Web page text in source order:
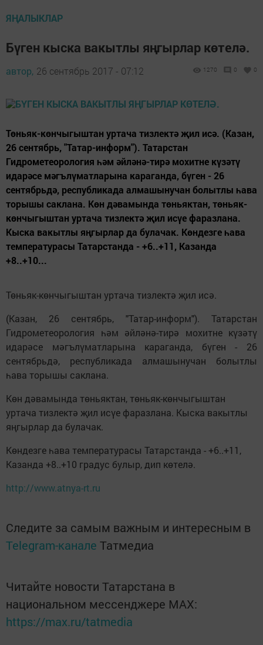
ЯҢАЛЫКЛАР
Бүген кыска вакытлы яңгырлар көтелә.
автор, 26 сентябрь 2017 - 07:12 1270 0 0
Төньяк-көнчыгыштан уртача тизлектә җил исә. (Казан,
26 сентябрь, "Татар-информ"). Татарстан
Гидрометеорология һәм әйләнә-тирә мохитне күзәтү
идарәсе мәгълүматларына караганда, бүген - 26
сентябрьдә, республикада алмашынучан болытлы һава
торышы саклана. Көн дәвамында төньяктан, төньяк-
көнчыгыштан уртача тизлектә җил исүе фаразлана.
Кыска вакытлы яңгырлар да булачак. Көндезге һава
температурасы Татарстанда - +6..+11, Казанда
+8..+10...
Төньяк-көнчыгыштан уртача тизлектә җил исә.
(Казан, 26 сентябрь, "Татар-информ"). Татарстан
Гидрометеорология һәм әйләнә-тирә мохитне күзәтү
идарәсе мәгълүматларына караганда, бүген - 26
сентябрьдә, республикада алмашынучан болытлы
һава торышы саклана.
Көн дәвамында төньяктан, төньяк-көнчыгыштан
уртача тизлектә җил исүе фаразлана. Кыска вакытлы
яңгырлар да булачак.
Көндезге һава температурасы Татарстанда - +6..+11,
Казанда +8..+10 градус булыр, дип көтелә.
http://www.atnya-rt.ru
Следите за самым важным и интересным в
Telegram-канале Татмедиа
Читайте новости Татарстана в
национальном мессенджере MАХ:
https://max.ru/tatmedia